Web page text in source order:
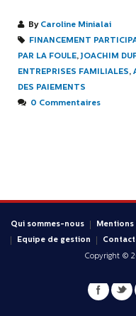
By Caroline Minialai
FINANCEMENT
PAR LA FOULE, JOACHIM
ENTREPRISES FAMILIALES,
DES PAIEMENTS
0 Commentaires
Qui sommes-nous
Equipe de gestion
Copyright ©